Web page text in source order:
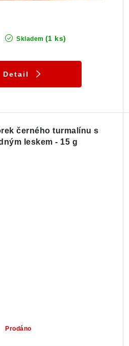
Skladem (1 ks)
Detail
černého turmalínu s
leskem - 15 g
Prodáno